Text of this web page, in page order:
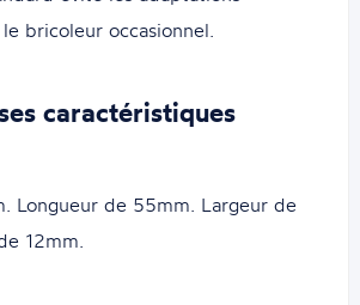
bricoleur occasionnel.
caractéristiques
Longueur de 55mm. Largeur de
12mm.